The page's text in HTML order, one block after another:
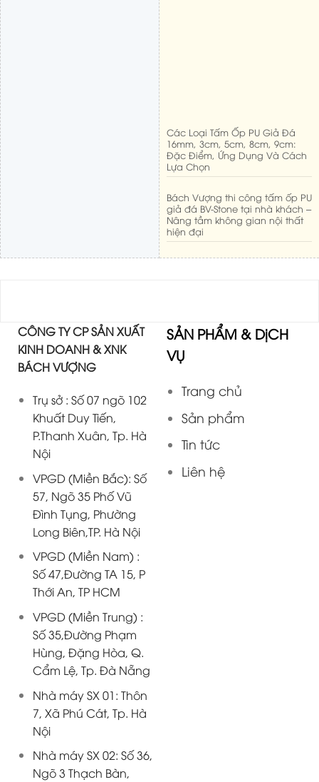
Các Loại Tấm Ốp PU Giả Đá
16mm, 3cm, 5cm, 8cm, 9cm:
Đặc Điểm, Ứng Dụng Và Cách
Lựa Chọn
Bách Vượng thi công tấm ốp PU
giả đá BV-Stone tại nhà khách –
Nâng tầm không gian nội thất
hiện đại
CÔNG TY CP SẢN XUẤT
KINH DOANH & XNK
BÁCH VƯỢNG
Trụ sở : Số 07 ngõ 102
Khuất Duy Tiến,
P.Thanh Xuân, Tp. Hà
Nội
VPGD (Miền Bắc): Số
57, Ngõ 35 Phố Vũ
Đình Tụng, Phường
Long Biên,TP. Hà Nội
VPGD (Miền Nam) :
Số 47,Đường TA 15, P
Thới An, TP HCM
VPGD (Miền Trung) :
Số 35,Đường Phạm
Hùng, Đặng Hòa, Q.
Cẩm Lệ, Tp. Đà Nẵng
Nhà máy SX 01: Thôn
7, Xã Phú Cát, Tp. Hà
Nội
Nhà máy SX 02: Số 36,
Ngõ 3 Thạch Bàn,
SẢN PHẨM & DịCH
VỤ
Trang chủ
Sản phẩm
Tin tức
Liên hệ